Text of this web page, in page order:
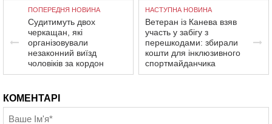
ПОПЕРЕДНЯ НОВИНА
Судитимуть двох
черкащан, які
організовували
незаконний виїзд
чоловіків за кордон
НАСТУПНА НОВИНА
Ветеран із Канева взяв
участь у забігу з
перешкодами: збирали
кошти для інклюзивного
спортмайданчика
КОМЕНТАРІ